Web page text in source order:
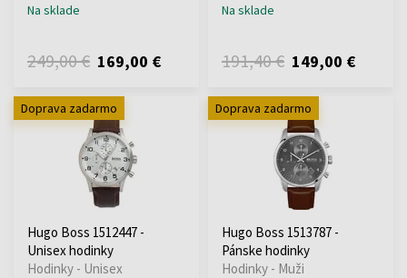
Na sklade
249,00 € 169,00 €
Na sklade
191,40 € 149,00 €
Doprava zadarmo
Hugo Boss 1512447 -
Unisex hodinky
Hodinky - Unisex
Doprava zadarmo
Hugo Boss 1513787 -
Pánske hodinky
Hodinky - Muži